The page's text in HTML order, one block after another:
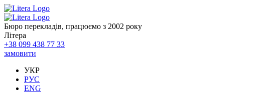
Бюро перекладів, працюємо з 2002 року
Літера
+38 099 438 77 33
замовити
УКР
РУС
ENG